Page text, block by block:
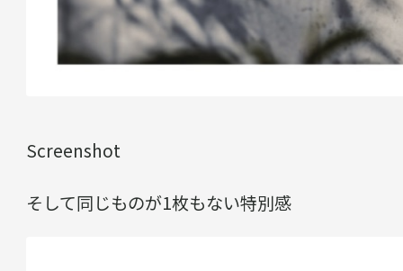
Screenshot
そして同じものが1枚もない特別感